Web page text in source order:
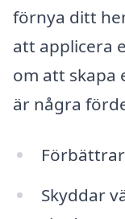
förnya ditt
att applicera
om att skapa
är några
Skyddar